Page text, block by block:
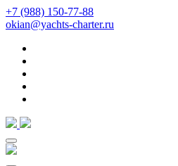
+7 (988) 150-77-88
okian@yachts-charter.ru